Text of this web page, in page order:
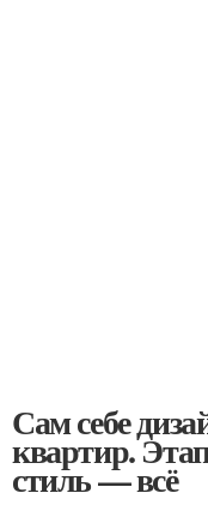
Сам себе
квартир.
стиль — всё